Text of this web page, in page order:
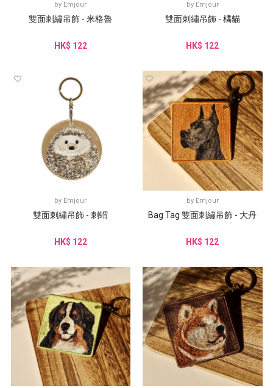
by Emjour
雙面刺繡吊飾 - 米格魯
HK$ 122
by Emjour
雙面刺繡吊飾 - 橘貓
HK$ 122
by Emjour
雙面刺繡吊飾 - 刺蝟
HK$ 122
by Emjour
Bag Tag 雙面刺繡吊飾 - 大丹
HK$ 122